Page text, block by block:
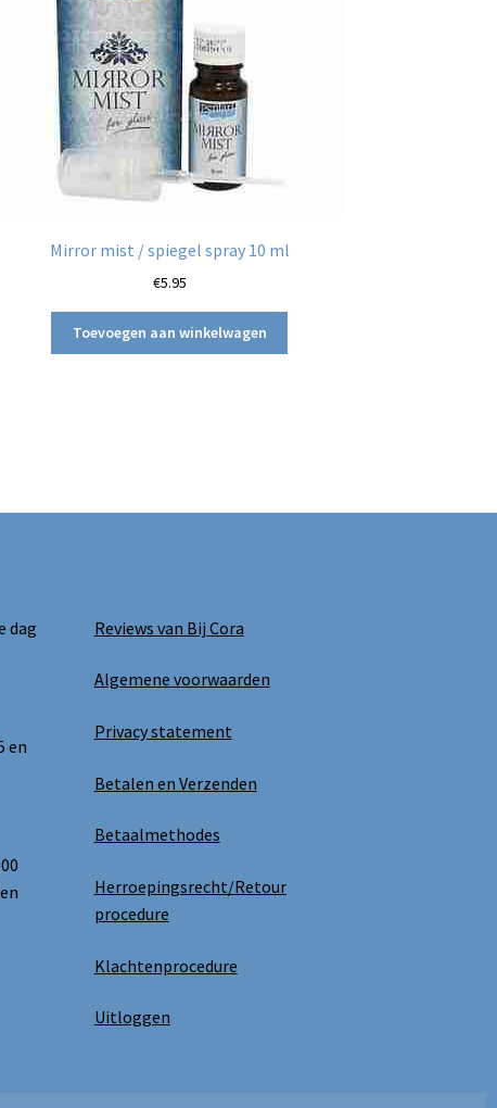
Mirror mist / spiegel spray 10 ml
€5.95
Toevoegen aan winkelwagen
dag
en
Reviews van Bij Cora
Algemene voorwaarden
Privacy statement
Betalen en Verzenden
Betaalmethodes
Herroepingsrecht/Retour
procedure
Klachtenprocedure
Uitloggen